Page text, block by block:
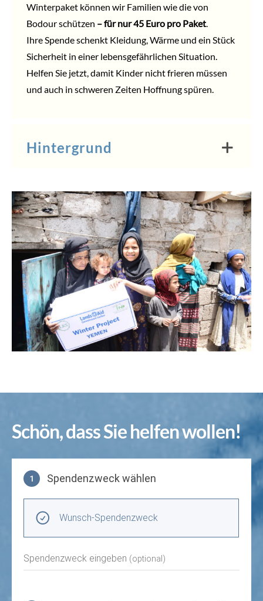
Winterpaket können wir Familien wie die von
Bodour schützen – für nur 45 Euro pro Paket.
Ihre Spendeschenkt Kleidung, Wärme und ein Stück
Sicherheit in einer lebensgefährlichen Situation.
Helfen Sie jetzt, damit Kinder nicht frieren müssen
und auch in schweren Zeiten Hoffnung spüren.
Hintergrund
Schön, dass Sie helfen wollen!
1 Spendenzweck wählen
Wunsch-Spendenzweck
Spendenzweck eingeben (optional)